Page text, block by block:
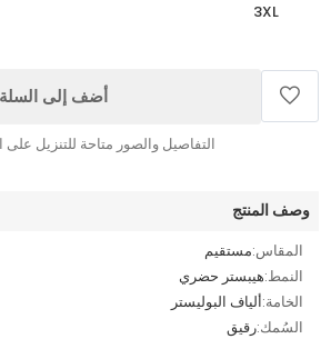
3XL
أضف إلى السلة
التفاصيل والصور متاحة للتنزيل على
وصف المنتج
المقاس:مستقيم
النمط:هيبستر حضري
الخامة:ألياف البوليستر
السُمك:رقيق